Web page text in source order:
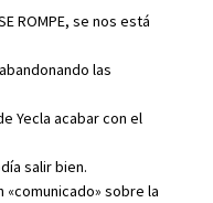
ROMPE, se nos está
las
Yecla acabar con el
salir bien.
«comunicado» sobre la